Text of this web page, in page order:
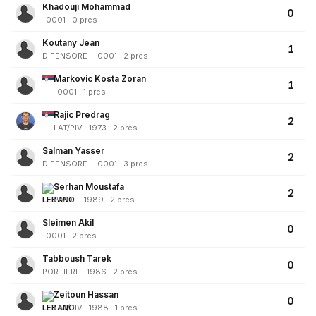
Khadouji Mohammad
-0001 · 0 pres
0
Koutany Jean
DIFENSORE · -0001 · 2 pres
1
Markovic Kosta Zoran
-0001 · 1 pres
1
Rajic Predrag
LAT/PIV · 1973 · 2 pres
2
Salman Yasser
DIFENSORE · -0001 · 3 pres
2
Serhan Moustafa
PIVOT · 1989 · 2 pres
2
Sleimen Akil
-0001 · 2 pres
0
Tabboush Tarek
PORTIERE · 1986 · 2 pres
0
Zeitoun Hassan
LAT/PIV · 1988 · 1 pres
0